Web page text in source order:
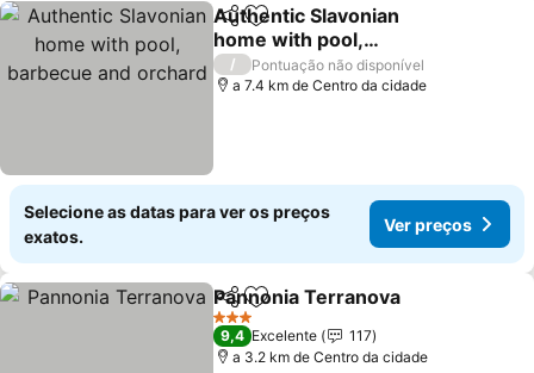
PartilharAdicionar aos favoritos
Authentic Slavonian
home with pool,
barbecue and orchard
/
Pontuação não disponível
a 7.4 km de Centro da cidade
Selecione as datas para ver os preços
exatos.
Ver preços
PartilharAdicionar aos favoritos
Pannonia Terranova
3 Estrelas
9,4 Excelente
117
a 3.2 km de Centro da cidade